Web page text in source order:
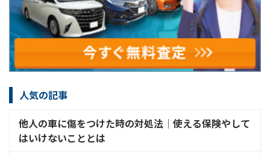
人気の記事
他人の車に傷をつけた時の対処法│使える保険やして
はいけないこととは